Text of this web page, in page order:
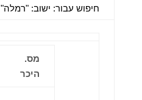
חיפוש עבור: ישוב: "רמלה"
מס.
היכר